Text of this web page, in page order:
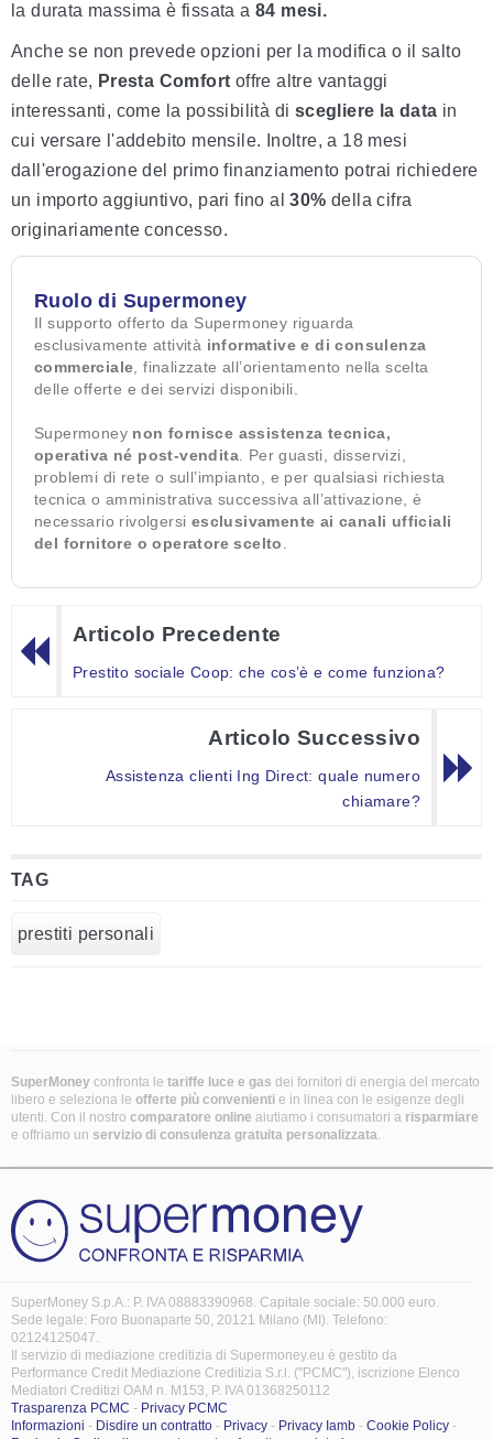
la durata massima è fissata a 84 mesi.
Anche se non prevede opzioni per la modifica o il salto
delle rate, Presta Comfort offre altre vantaggi
interessanti, come la possibilità di scegliere la data in
cui versare l'addebito mensile. Inoltre, a 18 mesi
dall'erogazione del primo finanziamento potrai richiedere
un importo aggiuntivo, pari fino al30% della cifra
originariamente concesso.
Ruolo di Supermoney
Il supporto offerto da Supermoney riguarda
esclusivamente attività informative e di consulenza
commerciale, finalizzate all’orientamento nella scelta
delle offerte e dei servizi disponibili.
Supermoney non fornisce assistenza tecnica,
operativa né post-vendita. Per guasti, disservizi,
problemi di rete o sull’impianto, e per qualsiasi richiesta
tecnica o amministrativa successiva all’attivazione, è
necessario rivolgersi esclusivamente ai canali ufficiali
del fornitore o operatore scelto.
Articolo Precedente
Prestito sociale Coop: che cos’è e come funziona?
Articolo Successivo
Assistenza clienti Ing Direct: quale numero
chiamare?
TAG
prestiti personali
SuperMoney confronta le tariffe luce e gas dei fornitori di energia del mercato
libero e seleziona le offerte più convenienti e in linea con le esigenze degli
utenti. Con il nostro comparatore online aiutiamo i consumatori a risparmiare
e offriamo un servizio di consulenza gratuita personalizzata.
SuperMoney S.p.A.: P. IVA 08883390968. Capitale sociale: 50.000 euro.
Sede legale: Foro Buonaparte 50, 20121 Milano (MI). Telefono:
02124125047.
Il servizio di mediazione creditizia di Supermoney.eu è gestito da
Performance Credit Mediazione Creditizia S.r.l. ("PCMC"), iscrizione Elenco
Mediatori Creditizi OAM n. M153, P. IVA 01368250112
Trasparenza PCMC - Privacy PCMC
Informazioni - Disdire un contratto - Privacy - Privacy Iamb - Cookie Policy -